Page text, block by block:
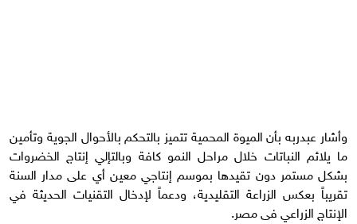
وأشار عبدربه بأن الميوة المحمية تتميز بالتحكم بالأحوال الجوية وتأمين
ما يلائم النباتات خلال مراحل النمو كافة وبالتإلي إنتاج الخضروات
بشكل مستمر دون تقيدها بموسم إنتاجي معين أي على مدار السنة
تقريباً بعكس الزراعة التقليدية، ودعماً لإدخال التقنيات الحديثة في
الإنتاج الزراعي فى مصر.